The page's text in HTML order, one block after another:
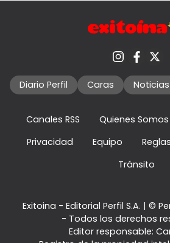
Diario Perfil Caras Noticias
Canales RSS Quienes Somos
Privacidad
Equipo
Tránsito
Exitoina - Editorial Perfil S.A. | ©
- Todos los derechos
Editor responsable: